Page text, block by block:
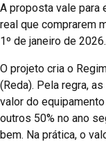
A proposta vale para
real que comprarem
1º de janeiro de 2026.
O projeto cria o
(Reda). Pela regra,
valor do
outros 50% no ano
bem. Na prática, o